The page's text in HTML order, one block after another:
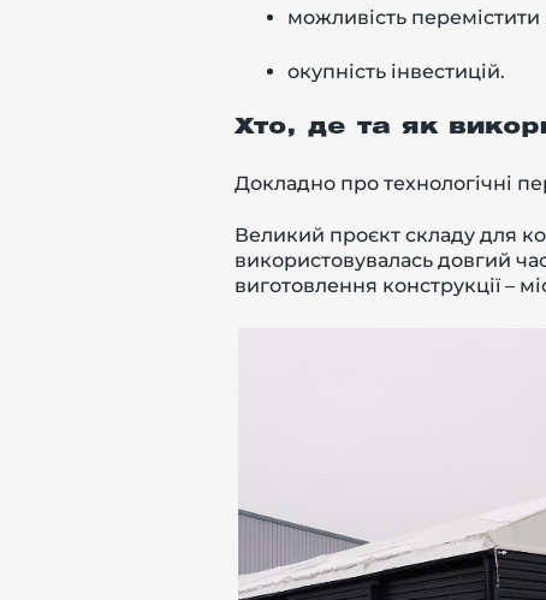
можливість перемістити
окупність інвестицій.
Хто, де та як
Докладно про технологічні
Великий проєкт складу для
використовувалась довгий
виготовлення конструкції –